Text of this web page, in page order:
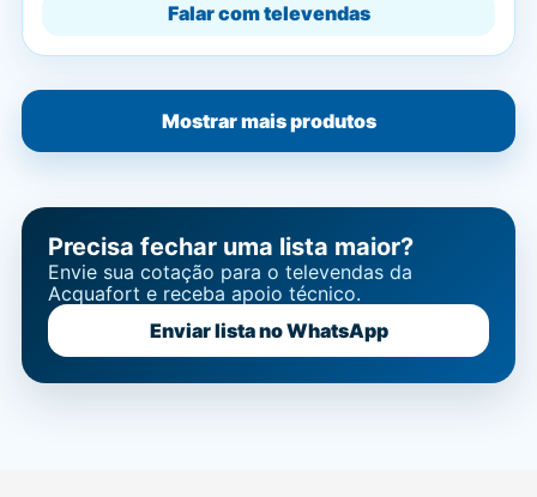
Falar com televendas
Mostrar mais produtos
Precisa fechar uma lista maior?
Envie sua cotação para o televendas da
Acquafort e receba apoio técnico.
Enviar lista no WhatsApp